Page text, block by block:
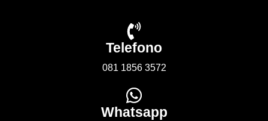
Telefono
081 1856 3572
Whatsapp